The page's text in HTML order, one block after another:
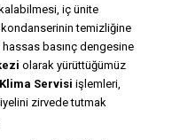
iç ünite
temizliğine
basınç dengesine
olarak yürüttüğümüz
Servisi işlemleri,
zirvede tutmak